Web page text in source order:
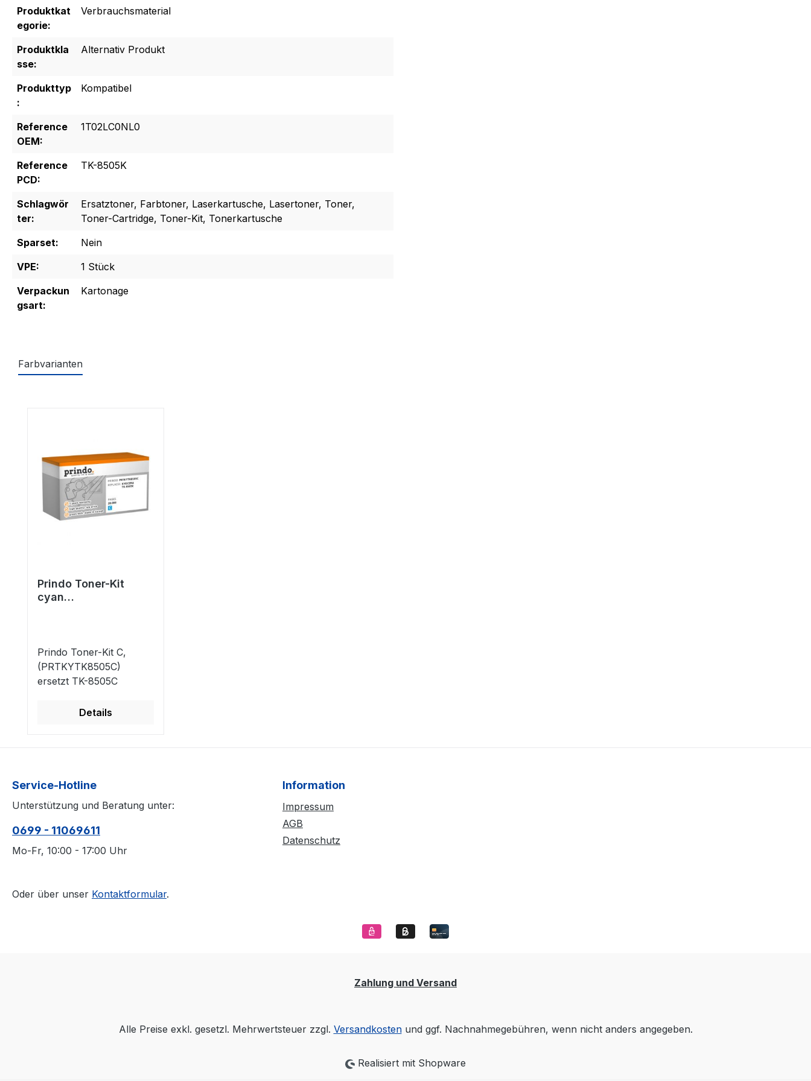
Produktkat
egorie:
Verbrauchsmaterial
Produktkla
sse:
Alternativ Produkt
Produkttyp
:
Kompatibel
Reference
OEM:
1T02LC0NL0
Reference
PCD:
TK-8505K
Schlagwör
ter:
Ersatztoner, Farbtoner, Laserkartusche, Lasertoner, Toner,
Toner-Cartridge, Toner-Kit, Tonerkartusche
Sparset:
Nein
VPE:
1 Stück
Verpackun
gsart:
Kartonage
Farbvarianten
Prindo Toner-Kit
cyan
Prindo Toner-Kit C,
(PRTKYTK8505C)
ersetzt TK-8505C
Details
Service-Hotline
Unterstützung und Beratung unter:
0699 - 11069611
Mo-Fr, 10:00 - 17:00 Uhr
Oder über unser Kontaktformular.
Information
Impressum
AGB
Datenschutz
Zahlung und Versand
Alle Preise exkl. gesetzl. Mehrwertsteuer zzgl. Versandkostenund ggf. Nachnahmegebühren, wenn nicht anders angegeben.
Realisiert mit Shopware